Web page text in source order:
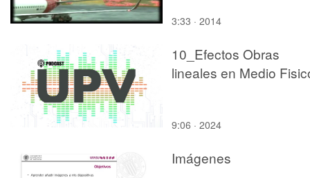
3:33 · 2014
10_Efectos Obras
lineales en Medio
9:06 · 2024
Imágenes